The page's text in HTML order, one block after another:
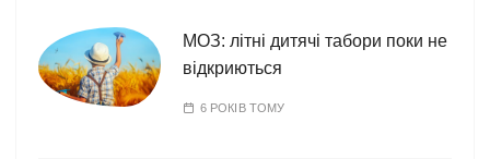
МОЗ: літні дитячі табори поки не
відкриються
6 РОКІВ ТОМУ